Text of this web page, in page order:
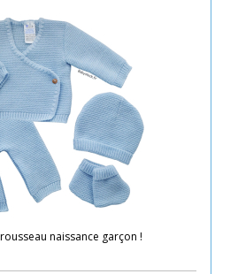
naissance garçon !